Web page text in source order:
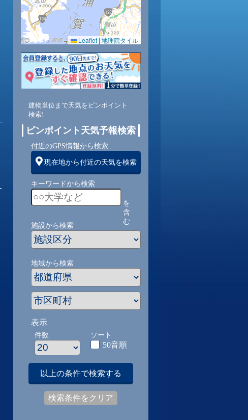
0.0 0.0 0.0 0.0
53 56 61 65 70
東南 東南 東南 南 南
1
Leaflet | 地理院タイル
建物単位まで天気をピンポイント
検索!
ピンポイント天気予報検索
付近のGPS情報から検索
現在地から付近の天気を検索
キーワードから検索
を
含
む
施設から検索
地域から検索
表示
件数 ソート
50音順
以上の条件で検索する
検索条件をクリア